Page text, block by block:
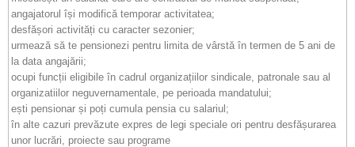
angajatorul își modifică temporar activitatea;
desfășori activități cu caracter sezonier;
urmează să te pensionezi pentru limita de vârstă în termen de 5 ani de
la data angajării;
ocupi funcții eligibile în cadrul organizațiilor sindicale, patronale sau al
organizatiilor neguvernamentale, pe perioada mandatului;
ești pensionar și poți cumula pensia cu salariul;
în alte cazuri prevăzute expres de legi speciale ori pentru desfășurarea
unor lucrări, proiecte sau programe